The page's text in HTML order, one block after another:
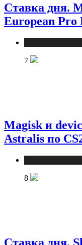
Ставка дня.
European Pro
7
Magisk и
Astralis по
8